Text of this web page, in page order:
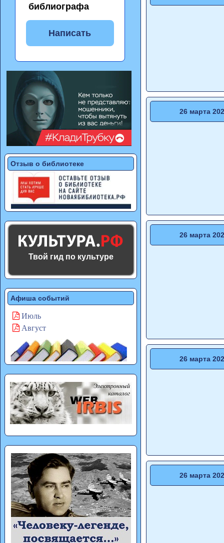
библиографа
Написать
Отзыв о библиотеке
Твой гид по культуре
Афиша событий
Июль
Август
26 марта
26 марта
26 марта
26 марта